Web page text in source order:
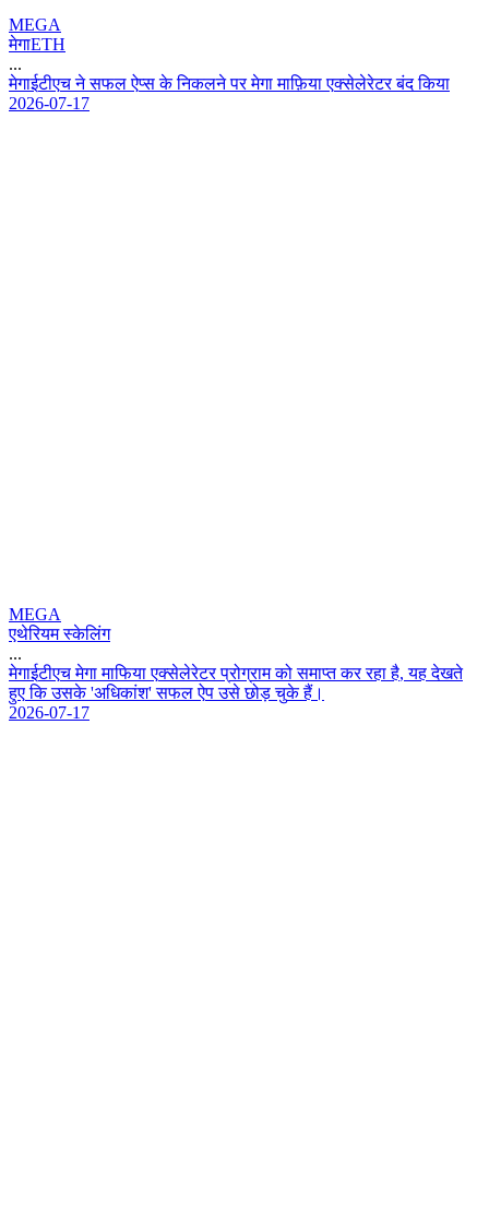
MEGA
मेगाETH
...
मगईटएच न सफल ऐपस क नकलन पर मग मफय एकसलरटर बद कय
2026-07-17
MEGA
एथेरियम स्केलिंग
...
मगईटएच मग मफय एकसलरटर परगरम क समपत कर रह ह, यह दखत
हए क उसक 'अधकश' सफल ऐप उस छड चक ह ।
2026-07-17